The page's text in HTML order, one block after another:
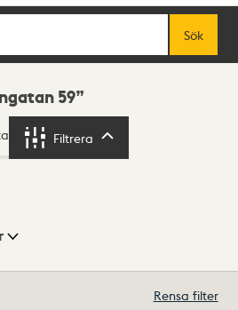
Sök
59
Filtrera
Rensa filter